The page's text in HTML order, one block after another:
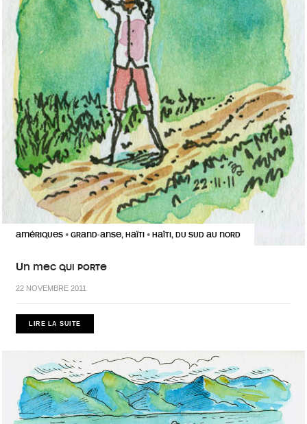
AMÉRIQUES • GRAND-ANSE, HAÏTI • HAÏTI, DU SUD AU NORD
Un mec qui porte
22 NOVEMBRE 2011
LIRE LA SUITE